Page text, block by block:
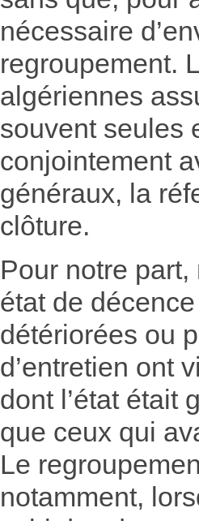
nécessaire
regroupement.
algériennes
souvent seules
conjointement
généraux, la
clôture.
Pour notre
état de
détériorées ou
d’entretien ont
dont l’état était
que ceux qui
Le
notamment,